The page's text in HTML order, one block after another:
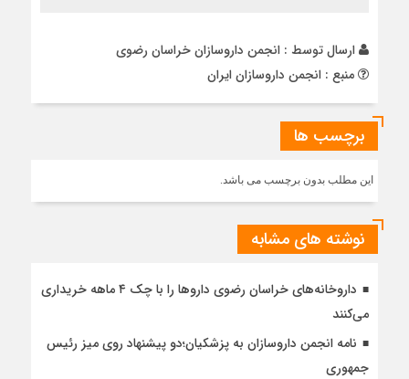
ارسال توسط : انجمن داروسازان خراسان رضوی
منبع : انجمن داروسازان ایران
برچسب ها
این مطلب بدون برچسب می باشد.
نوشته های مشابه
داروخانه‌های خراسان رضوی داروها را با چک ۴ ماهه خریداری
می‌کنند
نامه انجمن داروسازان به پزشکیان؛دو پیشنهاد روی میز رئیس
جمهوری